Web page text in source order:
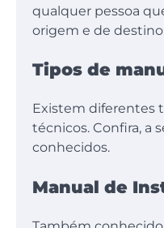
qualquer pessoa
origem e de
Tipos de
Existem diferentes
técnicos. Confira, a
conhecidos.
Manual de